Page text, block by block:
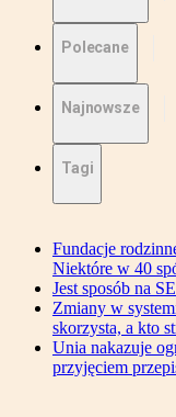
Polecane
Najnowsze
Tagi
Fundacje
Niektóre w 40
Jest sposób na
Zmiany w
skorzysta, a kto
Unia nakazuje
przyjęciem